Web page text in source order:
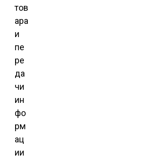
тов
ара
и
пе
ре
да
чи
ин
фо
рм
ац
ии